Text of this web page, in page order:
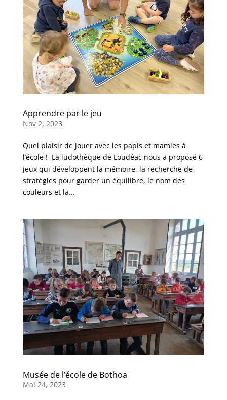
Apprendre par le jeu
Nov 2, 2023
Quel plaisir de jouer avec les papis et mamies à
l’école ! La ludothèque de Loudéac nous a proposé 6
jeux qui développent la mémoire, la recherche de
stratégies pour garder un équilibre, le nom des
couleurs et la...
Musée de l’école de Bothoa
Mai 24, 2023